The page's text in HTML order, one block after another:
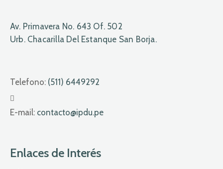
Av. Primavera No. 643 Of. 502
Urb. Chacarilla Del Estanque San Borja.
Telefono: (511) 6449292
E-mail: contacto@ipdu.pe
Enlaces de Interés